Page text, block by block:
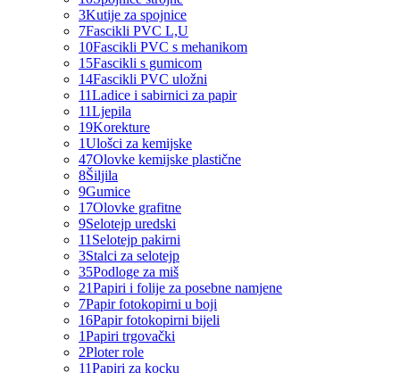
3Kutije za spojnice
7Fascikli PVC L,U
10Fascikli PVC s mehanikom
15Fascikli s gumicom
14Fascikli PVC uložni
11Ladice i sabirnici za papir
11Ljepila
19Korekture
1Ulošci za kemijske
47Olovke kemijske plastične
8Šiljila
9Gumice
17Olovke grafitne
9Selotejp uredski
11 Selotejp pakirni
3Stalci za selotejp
35Podloge za miš
21Papiri i folije za posebne namjene
7Papir fotokopirni u boji
16Papir fotokopirni bijeli
1Papiri trgovački
2Ploter role
11Papiri za kocku